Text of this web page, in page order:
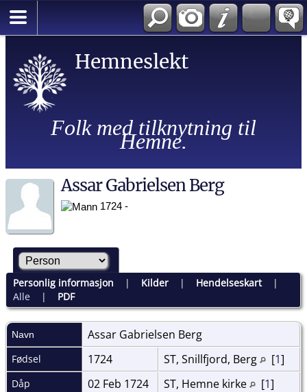
Hemneslekt
Folk med tilknytning til
Hemne.
Assar Gabrielsen Berg
1724 -
Personlig informasjon | Kilder| Hendelseskart|
Alle| PDF
Navn Assar Gabrielsen Berg
Fødsel 1724 ST, Snillfjord, Berg [1]
Dåp 02 Feb 1724 ST, Hemne kirke [1]